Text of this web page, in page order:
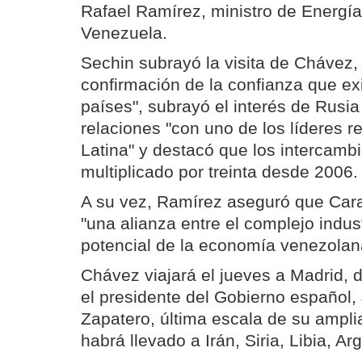
Rafael Ramírez, ministro de
Venezuela.
Sechin subrayó la visita de
confirmación de la confianza que
países", subrayó el interés de
relaciones "con uno de los líderes
Latina" y destacó que los
multiplicado por treinta desde 2006.
A su vez, Ramírez aseguró que
"una alianza entre el complejo
potencial de la economía
Chávez viajará el jueves a Madrid,
el presidente del Gobierno
Zapatero, última escala de su
habrá llevado a Irán, Siria, Libia,